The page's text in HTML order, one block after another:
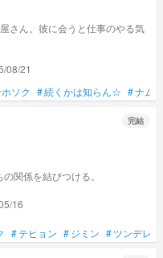
さん。彼に会うと仕事のやる気
08/21
ソク #続くかは知らん☆ #ナム
完結
関係を結びつける。
16
#テヒョン #ジミン #ツンデレ